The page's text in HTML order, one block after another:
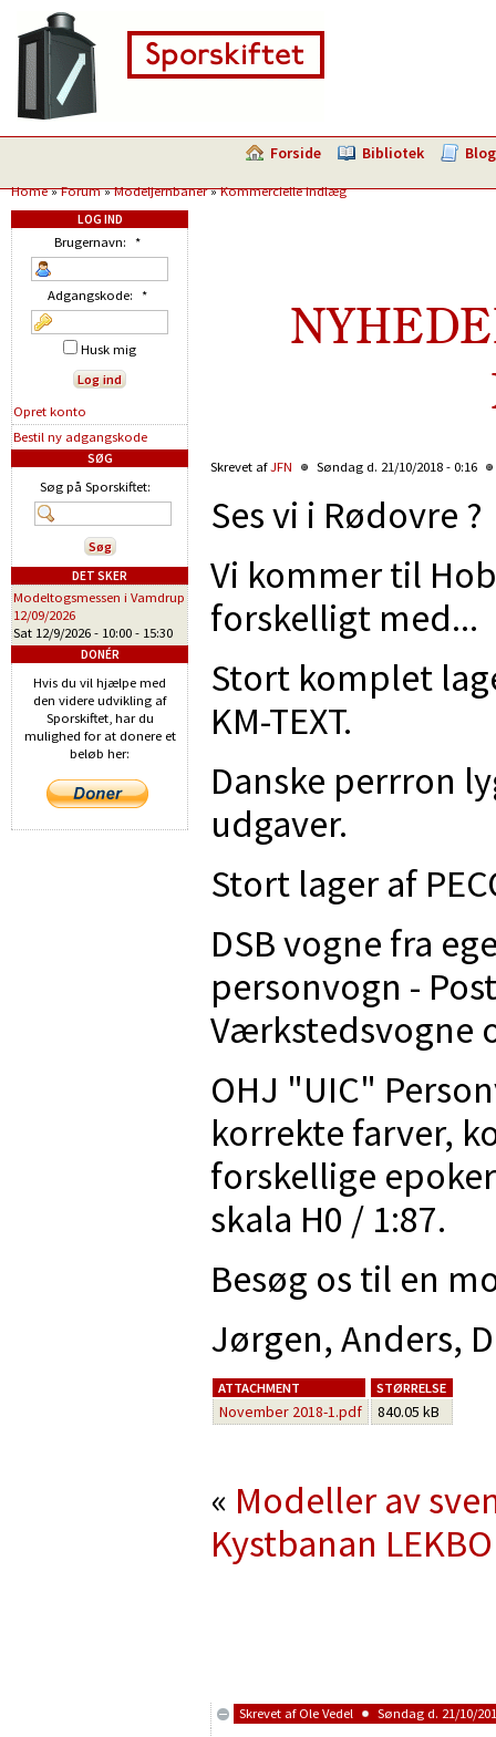
Forside Bibliotek Blog
Home»Forum»Modeljernbaner»Kommercielle indlæg
Skrevet afJFN Søndag d. 21/10/2018 - 0:16
Ses vi i Rødovre ?
Vi kommer til
forskelligt med...
Stort komplet
KM-TEXT.
Danske perrron
udgaver.
Stort lager af
DSB vogne fra
personvogn -
Værkstedsvogne
OHJ "UIC"
korrekte farver,
forskellige
skala H0 / 1:87.
Besøg os til en
Jørgen, Anders,
ATTACHMENT STØRRELSE
November 2018-1.pdf 840.05 kB
« Modeller av
Kystbanan
Skrevet af Ole Vedel Søndag d. 21/10/
LOG IND
Brugernavn: *
Adgangskode: *
Husk mig
Opret konto
Bestil ny adgangskode
SØG
Søg på Sporskiftet:
DET SKER
Modeltogsmessen i Vamdrup
12/09/2026
Sat 12/9/2026 - 10:00 - 15:30
DONÉR
Hvis du vil hjælpe med
den videre udvikling af
Sporskiftet, har du
mulighed for at donere et
beløb her: